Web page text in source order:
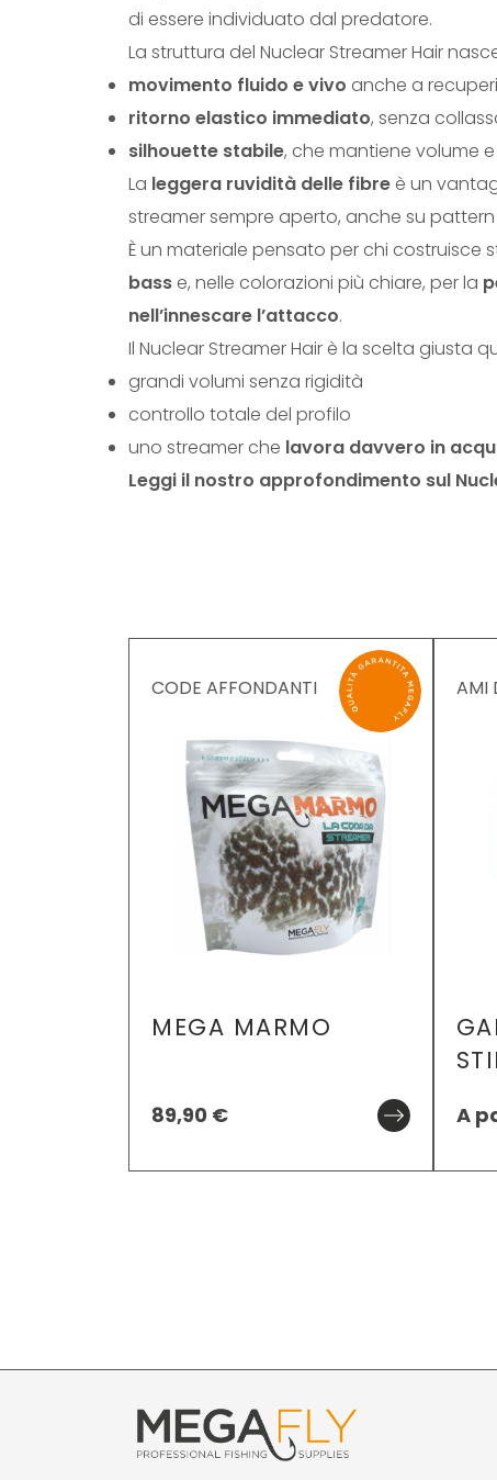
di essere individuato dal predatore.
La struttura del Nuclear Streamer Hair
movimento fluido e vivo anche a
ritorno elastico immediato, senza
silhouette stabile, che mantiene volume
La leggera ruvidità delle fibre è un
streamer sempre aperto, anche su
È un materiale pensato per chi costruisce
bass e, nelle colorazioni più chiare, per la
nell’innescare l’attacco.
Il Nuclear Streamer Hair è la scelta giusta
grandi volumi senza rigidità
controllo totale del profilo
uno streamer che lavora davvero in
Leggi il nostro approfondimento sul
CODE AFFONDANTI
MEGA MARMO
89,90 €
AMI
A